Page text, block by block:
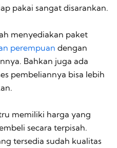
pakai sangat disarankan.
menyediakan paket
perempuan dengan
Bahkan juga ada
pembeliannya bisa lebih
memiliki harga yang
secara terpisah.
tersedia sudah kualitas